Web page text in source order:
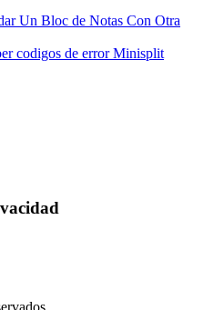
Un Bloc de Notas Con Otra
codigos de error Minisplit